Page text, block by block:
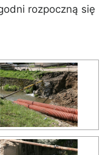
rozpoczną się